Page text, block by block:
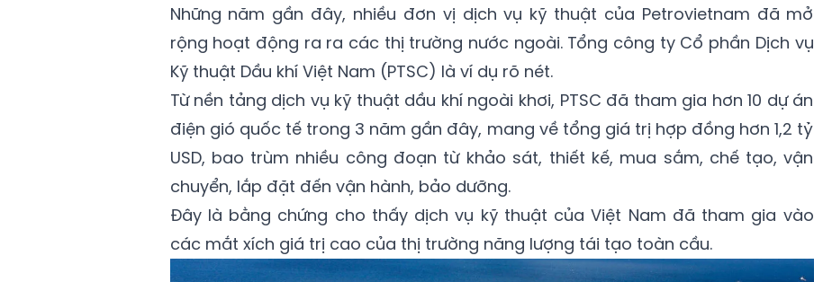
Những năm gần đây, nhiều đơn vị dịch vụ kỹ thuật của Petrovietnam đã mở
rộng hoạt động ra ra các thị trường nước ngoài. Tổng công ty Cổ phần Dịch vụ
Kỹ thuật Dầu khí Việt Nam (PTSC) là ví dụ rõ nét.
Từ nền tảng dịch vụ kỹ thuật dầu khí ngoài khơi, PTSC đã tham gia hơn 10 dự án
điện gió quốc tế trong 3 năm gần đây, mang về tổng giá trị hợp đồng hơn 1,2 tỷ
USD, bao trùm nhiều công đoạn từ khảo sát, thiết kế, mua sắm, chế tạo, vận
chuyển, lắp đặt đến vận hành, bảo dưỡng.
Đây là bằng chứng cho thấy dịch vụ kỹ thuật của Việt Nam đã tham gia vào
các mắt xích giá trị cao của thị trường năng lượng tái tạo toàn cầu.